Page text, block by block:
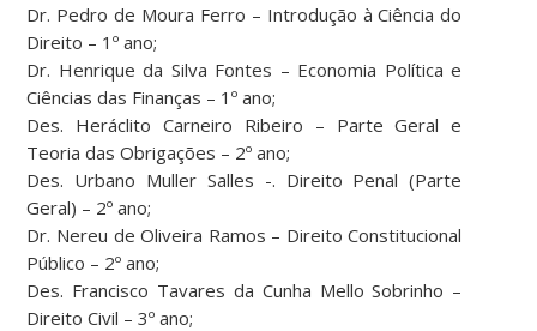
Dr. Pedro de Moura Ferro – Introdução à Ciência do
Direito – 1º ano;
Dr. Henrique da Silva Fontes – Economia Política e
Ciências das Finanças – 1º ano;
Des. Heráclito Carneiro Ribeiro – Parte Geral e
Teoria das Obrigações – 2º ano;
Des. Urbano Muller Salles -. Direito Penal (Parte
Geral) – 2º ano;
Dr. Nereu de Oliveira Ramos – Direito Constitucional
Público – 2º ano;
Des. Francisco Tavares da Cunha Mello Sobrinho –
Direito Civil – 3º ano;